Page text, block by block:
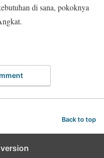
di sana, pokoknya
Back to top